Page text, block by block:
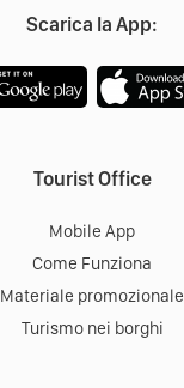
Scarica la App:
Tourist Office
Mobile App
Come Funziona
Materiale promozionale
Turismo nei borghi